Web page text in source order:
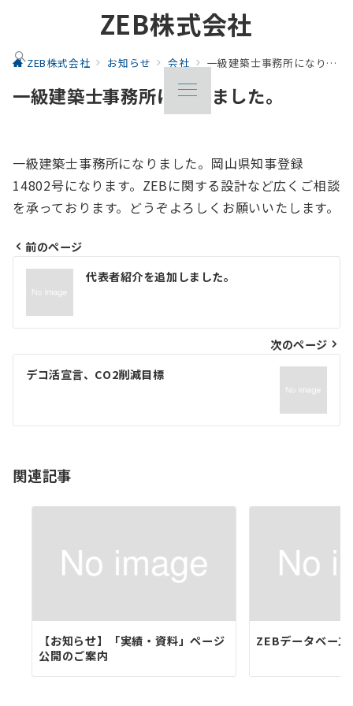
ZEB株式会社
ZEB株式会社 お知らせ 会社 一級建築士事務所になりました。
一級建築士事務所になりました。
一級建築士事務所になりました。岡山県知事登録
14802号になります。ZEBに関する設計など広くご相談
を承っております。どうぞよろしくお願いいたします。
投
ナ
ビ
ゲ
シ
ン
前のページ
代表者紹介を追加しました。
次のページ
デコ活宣言、CO2削減目標
関連記事
【お知らせ】「実績・資料」ページ
公開のご案内
ZEBデータベース